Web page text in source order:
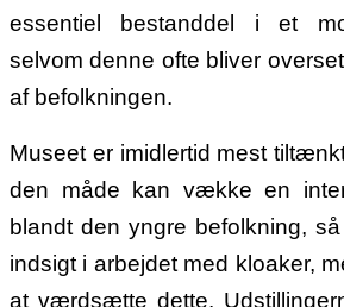
essentiel bestanddel i et
selvom denne ofte bliver
af befolkningen.
Museet er imidlertid mest
den måde kan vække en
blandt den yngre befolkning,
indsigt i arbejdet med kloaker,
at værdsætte dette.